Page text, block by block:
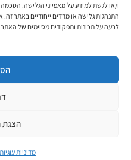
ו/או לגשת למידע על מאפייני הגלישה. הסכמה
התנהגות גלישה או מדדים ייחודיים באתר
לרעה על תכונות ותפקודים מסוימים של
הצגת
מדיניות עוגיות
תהיו
להטריד. רק טיפים לשימושכם,
וכדומה. מוזמנים